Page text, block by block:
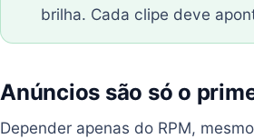
brilha. Cada clipe deve
Anúncios são só o
Depender apenas do RPM,